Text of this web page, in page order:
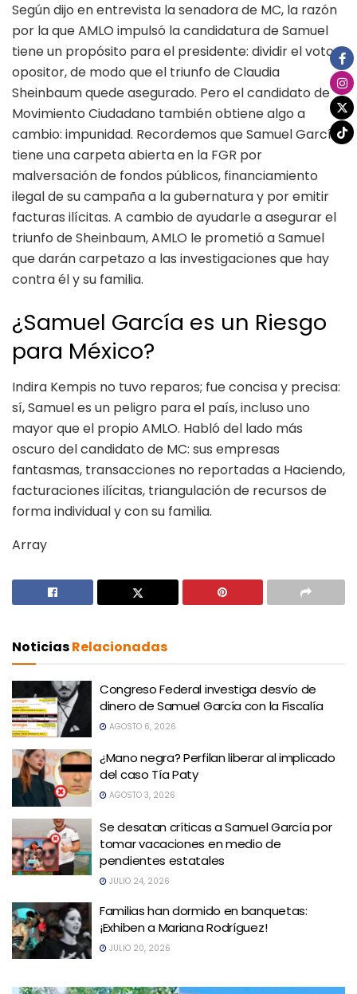
Según dijo en entrevista la senadora de MC, la razón
por la que AMLO impulsó la candidatura de Samuel
tiene un propósito para el presidente: dividir el voto
opositor, de modo que el triunfo de Claudia
Sheinbaum quede asegurado. Pero el candidato de
Movimiento Ciudadano también obtiene algo a
cambio: impunidad. Recordemos que Samuel García
tiene una carpeta abierta en la FGR por
malversación de fondos públicos, financiamiento
ilegal de su campaña a la gubernatura y por emitir
facturas ilícitas. A cambio de ayudarle a asegurar el
triunfo de Sheinbaum, AMLO le prometió a Samuel
que darán carpetazo a las investigaciones que hay
contra él y su familia.
¿Samuel García es un Riesgo
para México?
Indira Kempis no tuvo reparos; fue concisa y precisa:
sí, Samuel es un peligro para el país, incluso uno
mayor que el propio AMLO. Habló del lado más
oscuro del candidato de MC: sus empresas
fantasmas, transacciones no reportadas a Haciendo,
facturaciones ilícitas, triangulación de recursos de
forma individual y con su familia.
Array
NoticiasRelacionadas
Congreso Federal investiga desvío de
dinero de Samuel García con la Fiscalía
AGOSTO 6, 2026
¿Mano negra? Perfilan liberar al implicado
del caso Tía Paty
AGOSTO 3, 2026
Se desatan críticas a Samuel García por
tomar vacaciones en medio de
pendientes estatales
JULIO 24, 2026
Familias han dormido en banquetas:
¡Exhiben a Mariana Rodríguez!
JULIO 20, 2026